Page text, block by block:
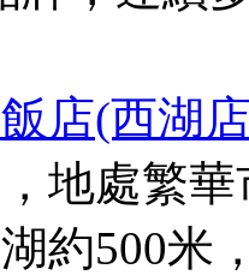
店(西湖
地處繁
約500米